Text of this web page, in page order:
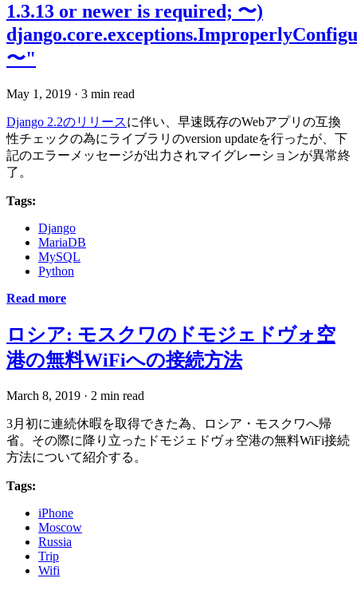
1.3.13 or newer is required; 〜)
〜"
May 1, 2019 · 3 min read
Django 2.2のリリースに伴い、早速既存のWebアプリの互換
性チェックの為にライブラリのversion updateを行ったが、下
記のエラーメッセージが出力されマイグレーションが異常終
了。
Tags:
Django
MariaDB
MySQL
Python
Read more
ロシア: モスクワのドモジェドヴォ空
港の無料WiFiへの接続方法
March 8, 2019 · 2 min read
3月初に連続休暇を取得できた為、ロシア・モスクワへ帰
省。その際に降り立ったドモジェドヴォ空港の無料WiFi接続
方法について紹介する。
Tags:
iPhone
Moscow
Russia
Trip
Wifi